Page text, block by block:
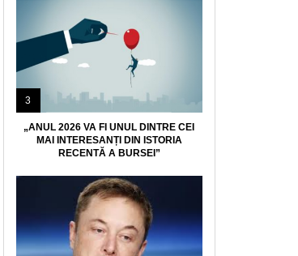
3
„ANUL 2026 VA FI UNUL DINTRE CEI
MAI INTERESANȚI DIN ISTORIA
RECENTĂ A BURSEI”